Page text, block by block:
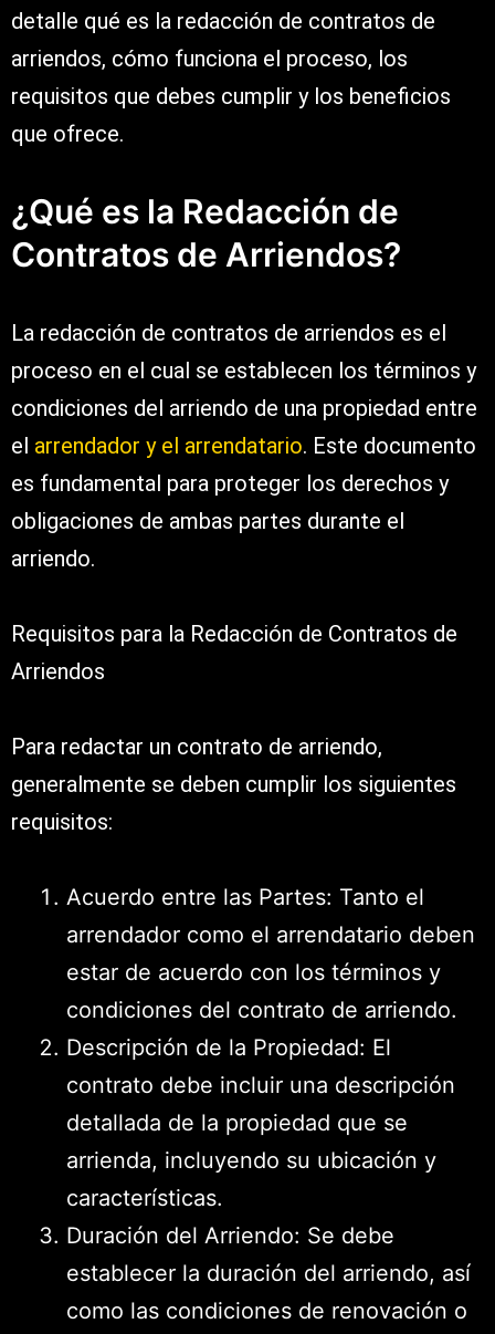
detalle qué es la redacción de contratos de
arriendos, cómo funciona el proceso, los
requisitos que debes cumplir y los beneficios
que ofrece.
¿Qué es la Redacción de
Contratos de Arriendos?
La redacción de contratos de arriendos es el
proceso en el cual se establecen los términos y
condiciones del arriendo de una propiedad entre
el arrendador y el arrendatario. Este documento
es fundamental para proteger los derechos y
obligaciones de ambas partes durante el
arriendo.
Requisitos para la Redacción de Contratos de
Arriendos
Para redactar un contrato de arriendo,
generalmente se deben cumplir los siguientes
requisitos:
Acuerdo entre las Partes: Tanto el
arrendador como el arrendatario deben
estar de acuerdo con los términos y
condiciones del contrato de arriendo.
Descripción de la Propiedad: El
contrato debe incluir una descripción
detallada de la propiedad que se
arrienda, incluyendo su ubicación y
características.
Duración del Arriendo: Se debe
establecer la duración del arriendo, así
como las condiciones de renovación o